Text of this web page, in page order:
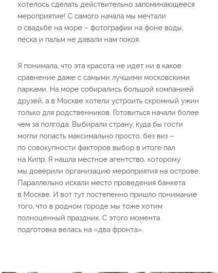
хотелось сделать действительно запоминающееся
мероприятие! С самого начала мы мечтали
о свадьбе на море – фотографии на фоне воды,
песка и пальм не давали нам покоя.
Я понимала, что эта красота не идет ни в какое
сравнение даже с самыми лучшими московскими
парками. На море собирались большой компанией
друзей, а в Москве хотели устроить скромный ужин
только для родственников. Готовиться начали более
чем за полгода. Выбирали страну, куда бы гости
могли попасть максимально просто, без виз –
по совокупности факторов выбор в итоге пал
на Кипр. Я нашла местное агентство, которому
мы доверили организацию мероприятия на острове.
Параллельно искали место проведения банкета
в Москве. И вот тут постепенно пришло понимание
того, что в родном городе мы тоже хотим
полноценный праздник. С этого момента
подготовка велась на «два фронта».